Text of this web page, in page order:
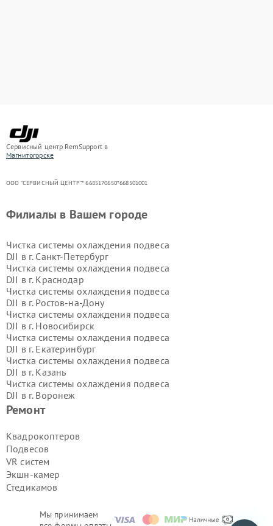
Сервисный центр RemSupport в
Магнитогорске
ООО "СЕРВИСНЫЙ ЦЕНТР"* 6685170650*668501001
Мы принимаем
Ремонт
Квадрокоптеров
Подвесов
VR систем
Экшн-камер
Стедикамов
Филиалы в Вашем городе
Чистка системы охлаждения подвеса
DJI в г. Санкт-Петербург
Чистка системы охлаждения подвеса
DJI в г. Краснодар
Чистка системы охлаждения подвеса
DJI в г. Ростов-на-Дону
Чистка системы охлаждения подвеса
DJI в г. Новосибирск
Чистка системы охлаждения подвеса
DJI в г. Екатеринбург
Чистка системы охлаждения подвеса
DJI в г. Казань
Чистка системы охлаждения подвеса
DJI в г. Воронеж
Чистка системы охлаждения подвеса
Чистка системы охлаждения подвеса
DJI в г.Самара
Чистка системы охлаждения подвеса
DJI в г.Пермь
Чистка системы охлаждения подвеса
DJI в г.Красноярск
Ижевск
Чистка системы охлаждения подвеса